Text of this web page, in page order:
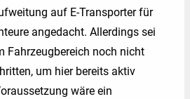
auf E-Transporter für
angedacht. Allerdings sei
Fahrzeugbereich noch nicht
um hier bereits aktiv
wäre ein